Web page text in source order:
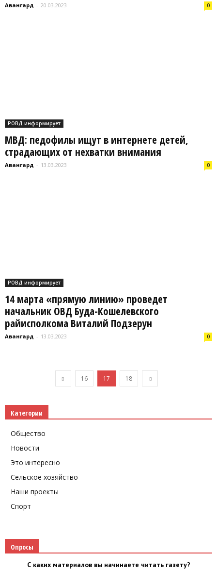
Авангард - 20.03.2023 0
РОВД информирует
МВД: педофилы ищут в интернете детей,
страдающих от нехватки внимания
Авангард - 13.03.2023 0
РОВД информирует
14 марта «прямую линию» проведет
начальник ОВД Буда-Кошелевского
райисполкома Виталий Подзерун
Авангард - 13.03.2023 0
16 17 18
Категории
Общество
Новости
Это интересно
Сельское хозяйство
Наши проекты
Спорт
Опросы
С каких материалов вы начинаете читать газету?